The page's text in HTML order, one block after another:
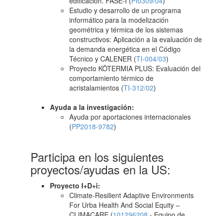
Estudio y desarrollo de un programa
informático para la modelización
geométrica y térmica de los sistemas
constructivos: Aplicación a la evaluación de
la demanda energética en el Código
Técnico y CALENER (TI-004/03)
Proyecto KÖTERMIA PLUS: Evaluación del
comportamiento térmico de
acristalamientos (TI-312/02)
Ayuda a la investigación:
Ayuda por aportaciones internacionales
(PP2018-9782)
Participa en los siguientes
proyectos/ayudas en la US:
Proyecto I+D+i:
Climate-Resilient Adaptive Environments
For Urba Health And Social Equity –